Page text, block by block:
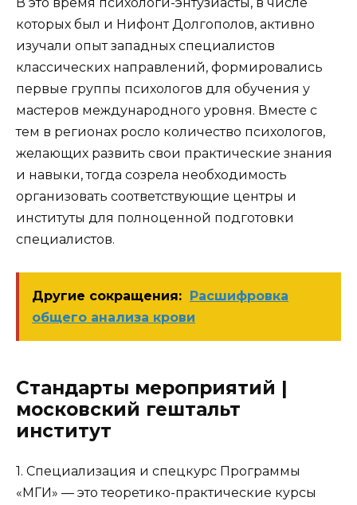
В это время психологи-энтузиасты, в числе
которых был и Нифонт Долгополов, активно
изучали опыт западных специалистов
классических направлений, формировались
первые группы психологов для обучения у
мастеров международного уровня. Вместе с
тем в регионах росло количество психологов,
желающих развить свои практические знания
и навыки, тогда созрела необходимость
организовать соответствующие центры и
институты для полноценной подготовки
специалистов.
Другие сокращения: Расшифровка
общего анализа крови
Стандарты мероприятий |
московский гештальт
институт
1. Специализация и спецкурс Программы
«МГИ» — это теоретико-практические курсы